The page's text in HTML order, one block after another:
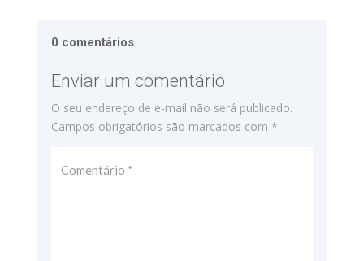
0 comentários
Enviar um comentário
O seu endereço de e-mail não será publicado.
Campos obrigatórios são marcados com *